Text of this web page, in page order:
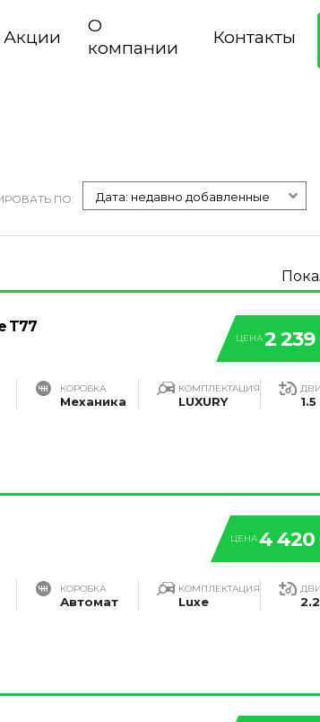
Акции
О
компании
Контакты
ПО: Дата: недавно добавленные
ЦЕНА2
T77
КОРОБКА
Механика
КОМПЛЕКТАЦИЯ
LUXURY 1.5
ЦЕНА4
КОРОБКА
Автомат
КОМПЛЕКТАЦИЯ
Luxe 2.2